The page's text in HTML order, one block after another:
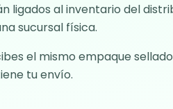
ligados al inventario del
sucursal física.
el mismo empaque
tu envío.